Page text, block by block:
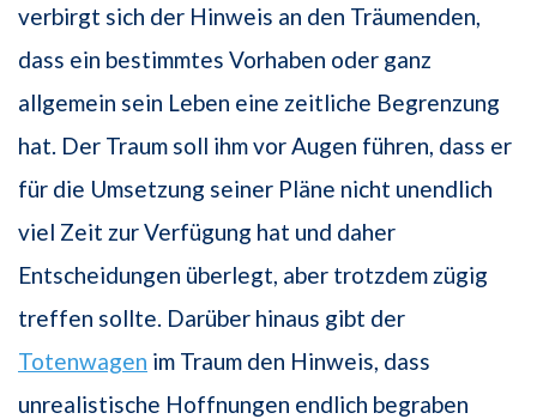
verbirgt sich der Hinweis an den Träumenden,
dass ein bestimmtes Vorhaben oder ganz
allgemein sein Leben eine zeitliche Begrenzung
hat. Der Traum soll ihm vor Augen führen, dass er
für die Umsetzung seiner Pläne nicht unendlich
viel Zeit zur Verfügung hat und daher
Entscheidungen überlegt, aber trotzdem zügig
treffen sollte. Darüber hinaus gibt der
Totenwagen im Traum den Hinweis, dass
unrealistische Hoffnungen endlich begraben